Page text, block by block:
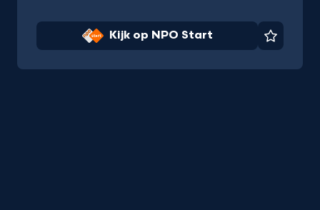
Kijk op NPO Start